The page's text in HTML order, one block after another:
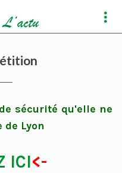
sécurité qu'elle ne
de Lyon
ICI<-